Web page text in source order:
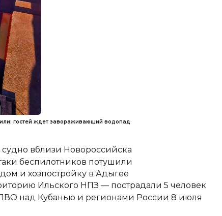
гостей ждет завораживающий водопад
вблизи Новороссийска
беспилотников потушили
и хозпостройку в Адыгее
Ильского НПЗ — пострадали 5 человек
над Кубанью и регионами России 8 июля